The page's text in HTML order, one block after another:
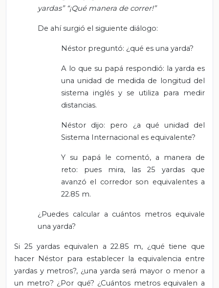
yardas” “¡Qué manera de correr!”
De ahí surgió el siguiente diálogo:
Néstor preguntó: ¿qué es una yarda?
A lo que su papá respondió: la yarda es
una unidad de medida de longitud del
sistema inglés y se utiliza para medir
distancias.
Néstor dijo: pero ¿a qué unidad del
Sistema Internacional es equivalente?
Y su papá le comentó, a manera de
reto: pues mira, las 25 yardas que
avanzó el corredor son equivalentes a
22.85 m.
¿Puedes calcular a cuántos metros equivale
una yarda?
Si 25 yardas equivalen a 22.85 m, ¿qué tiene que
hacer Néstor para establecer la equivalencia entre
yardas y metros?, ¿una yarda será mayor o menor a
un metro? ¿Por qué? ¿Cuántos metros equivalen a